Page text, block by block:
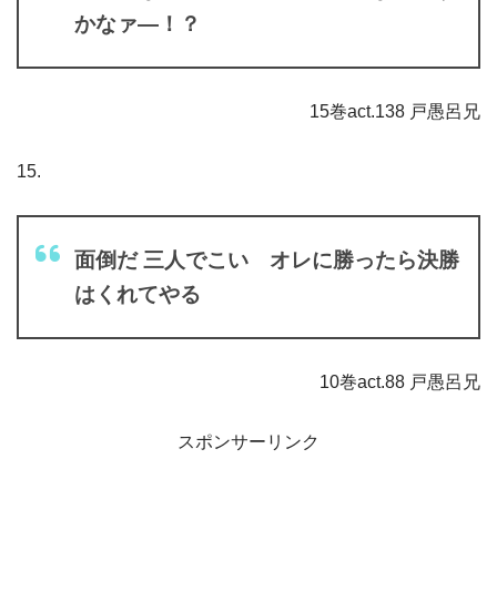
かなァ―！？
15巻act.138 戸愚呂兄
15.
面倒だ 三人でこい オレに勝ったら決勝
はくれてやる
10巻act.88 戸愚呂兄
スポンサーリンク